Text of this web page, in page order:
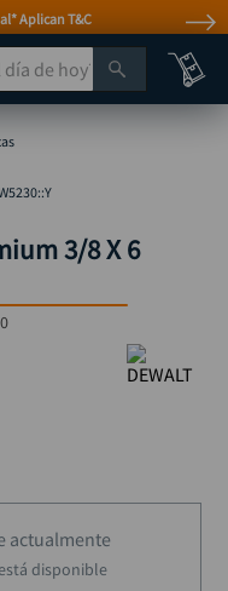
personalizada por WhatsApp
hoy?
3/8 X 6
actualmente
disponible